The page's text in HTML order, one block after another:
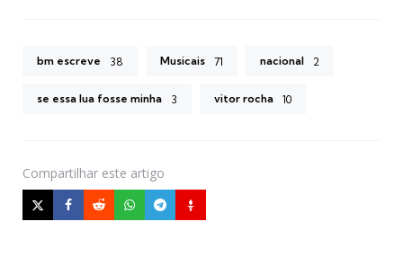
bm escreve 38 Musicais 71 nacional 2
se essa lua fosse minha 3 vitor rocha 10
Compartilhar este artigo